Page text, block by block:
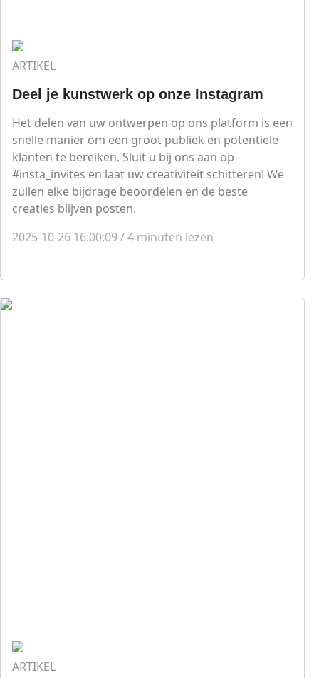
ARTIKEL
Deel je kunstwerk op onze Instagram
Het delen van uw ontwerpen op ons platform is een
snelle manier om een groot publiek en potentiële
klanten te bereiken. Sluit u bij ons aan op
#insta_invites en laat uw creativiteit schitteren! We
zullen elke bijdrage beoordelen en de beste
creaties blijven posten.
2025-10-26 16:00:09/4 minuten lezen
ARTIKEL